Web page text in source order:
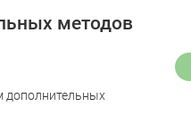
методов
дополнительных